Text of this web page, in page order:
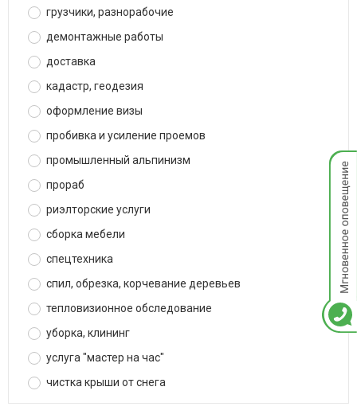
грузчики, разнорабочие
демонтажные работы
доставка
кадастр, геодезия
оформление визы
пробивка и усиление проемов
промышленный альпинизм
прораб
риэлторские услуги
сборка мебели
спецтехника
спил, обрезка, корчевание деревьев
тепловизионное обследование
уборка, клининг
услуга "мастер на час"
чистка крыши от снега